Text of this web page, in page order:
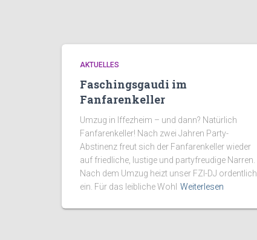
AKTUELLES
Faschingsgaudi im
Fanfarenkeller
Umzug in Iffezheim – und dann? Natürlich
Fanfarenkeller! Nach zwei Jahren Party-
Abstinenz freut sich der Fanfarenkeller wieder
auf friedliche, lustige und partyfreudige Narren.
Nach dem Umzug heizt unser FZI-DJ ordentlich
ein. Für das leibliche Wohl Weiterlesen